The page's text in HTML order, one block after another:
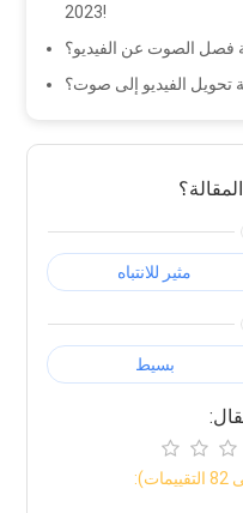
2023!
مثير للانتباه
بسيط
82 التقييمات)